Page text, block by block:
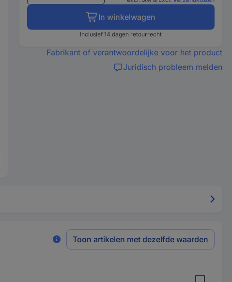
In winkelwagen
Inclusief 14 dagen retourrecht
Fabrikant of verantwoordelijke voor het product
Juridisch probleem melden
Toon artikelen met dezelfde waarden